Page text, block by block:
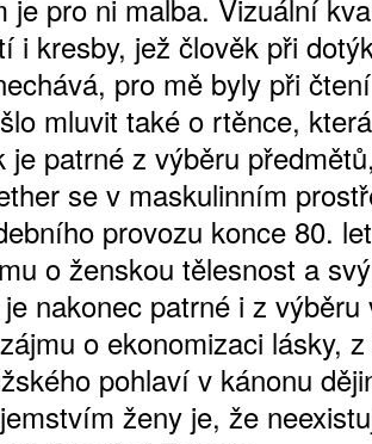
je pro ni malba. Vizuální
i kresby, jež člověk při
pro mě byly při
mluvit také o rtěnce,
je patrné z výběru
se v maskulinním
provozu konce 80.
o ženskou tělesnost a
nakonec patrné i z
o ekonomizaci lásky,
pohlaví v kánonu
ženy je, že